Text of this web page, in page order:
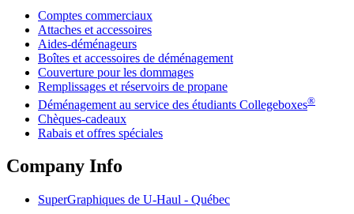
Comptes commerciaux
Attaches et accessoires
Aides-déménageurs
Boîtes et accessoires de déménagement
Couverture pour les dommages
Remplissages et réservoirs de propane
Déménagement au service des étudiants Collegeboxes®
Chèques-cadeaux
Rabais et offres spéciales
Company Info
SuperGraphiques de U-Haul - Québec